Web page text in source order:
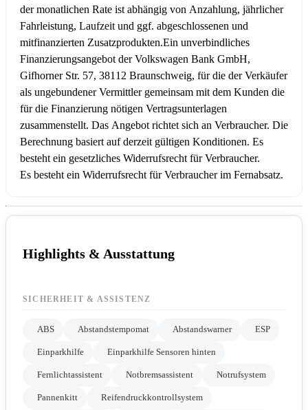
der monatlichen Rate ist abhängig von Anzahlung, jährlicher
Fahrleistung, Laufzeit und ggf. abgeschlossenen und
mitfinanzierten Zusatzprodukten.Ein unverbindliches
Finanzierungsangebot der Volkswagen Bank GmbH,
Gifhorner Str. 57, 38112 Braunschweig, für die der Verkäufer
als ungebundener Vermittler gemeinsam mit dem Kunden die
für die Finanzierung nötigen Vertragsunterlagen
zusammenstellt. Das Angebot richtet sich an Verbraucher. Die
Berechnung basiert auf derzeit gültigen Konditionen. Es
besteht ein gesetzliches Widerrufsrecht für Verbraucher.
Es besteht ein Widerrufsrecht für Verbraucher im Fernabsatz.
Highlights & Ausstattung
SICHERHEIT & ASSISTENZ
ABS Abstandstempomat Abstandswarner ESP
Einparkhilfe Einparkhilfe Sensoren hinten
Fernlichtassistent Notbremsassistent Notrufsystem
Pannenkitt Reifendruckkontrollsystem